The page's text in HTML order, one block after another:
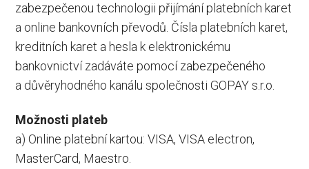
zabezpečenou technologii přijímání platebních karet
a online bankovních převodů. Čísla platebních karet,
kreditních karet a hesla k elektronickému
bankovnictví zadáváte pomocí zabezpečeného
a důvěryhodného kanálu společnosti GOPAY s.r.o.
Možnosti plateb
a) Online platební kartou: VISA, VISA electron,
MasterCard, Maestro.